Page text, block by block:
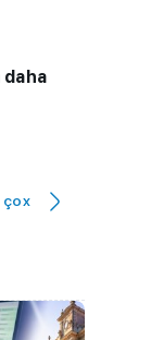
daha
çox